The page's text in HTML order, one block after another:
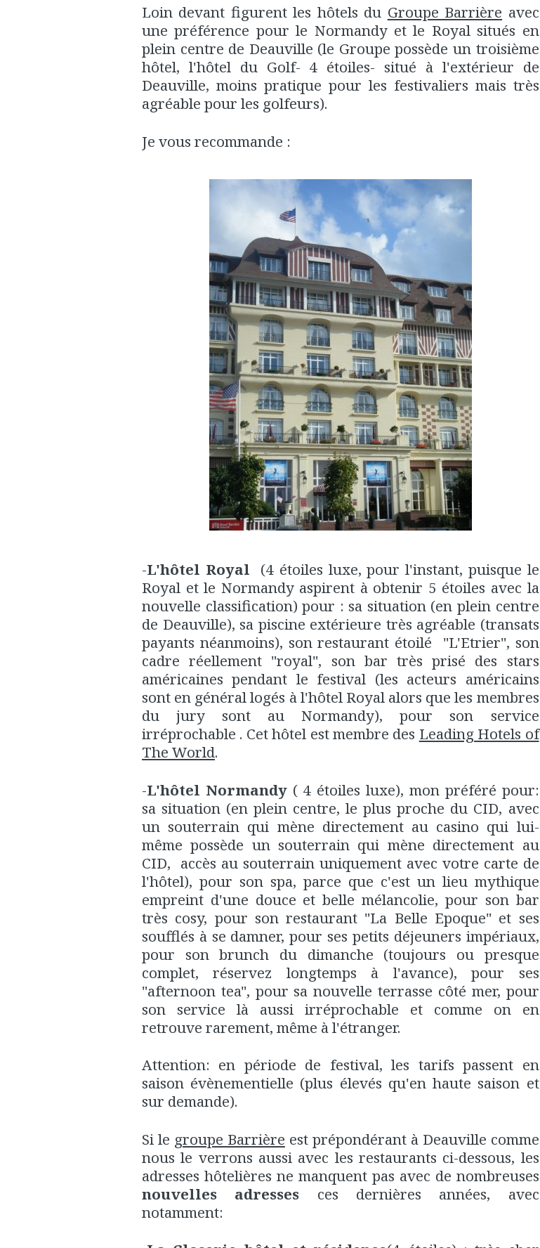
Loin devant figurent les hôtels du Groupe Barrière avec
une préférence pour le Normandy et le Royal situés en
plein centre de Deauville (le Groupe possède un troisième
hôtel, l'hôtel du Golf- 4 étoiles- situé à l'extérieur de
Deauville, moins pratique pour les festivaliers mais très
agréable pour les golfeurs).
Je vous recommande :
-L'hôtel Royal (4 étoiles luxe, pour l'instant, puisque le
Royal et le Normandy aspirent à obtenir 5 étoiles avec la
nouvelle classification) pour : sa situation (en plein centre
de Deauville), sa piscine extérieure très agréable (transats
payants néanmoins), son restaurant étoilé "L'Etrier", son
cadre réellement "royal", son bar très prisé des stars
américaines pendant le festival (les acteurs américains
sont en général logés à l'hôtel Royal alors que les membres
du jury sont au Normandy), pour son service
irréprochable . Cet hôtel est membre des Leading Hotels of
The World.
-L'hôtel Normandy( 4 étoiles luxe), mon préféré pour:
sa situation (en plein centre, le plus proche du CID, avec
un souterrain qui mène directement au casino qui lui-
même possède un souterrain qui mène directement au
CID, accès au souterrain uniquement avec votre carte de
l'hôtel), pour son spa, parce que c'est un lieu mythique
empreint d'une douce et belle mélancolie, pour son bar
très cosy, pour son restaurant "La Belle Epoque" et ses
soufflés à se damner, pour ses petits déjeuners impériaux,
pour son brunch du dimanche (toujours ou presque
complet, réservez longtemps à l'avance), pour ses
"afternoon tea", pour sa nouvelle terrasse côté mer, pour
son service là aussi irréprochable et comme on en
retrouve rarement, même à l'étranger.
Attention: en période de festival, les tarifs passent en
saison évènementielle (plus élevés qu'en haute saison et
sur demande).
Si le groupe Barrière est prépondérant à Deauville comme
nous le verrons aussi avec les restaurants ci-dessous, les
adresses hôtelières ne manquent pas avec de nombreuses
nouvelles adresses ces dernières années, avec
notamment: